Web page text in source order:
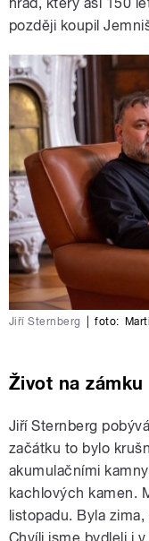
později koupil
Jiří Sternberg foto:
Život na zámku
Jiří Sternberg
začátku to bylo
akumulačními
kachlových kamen.
listopadu. Byla